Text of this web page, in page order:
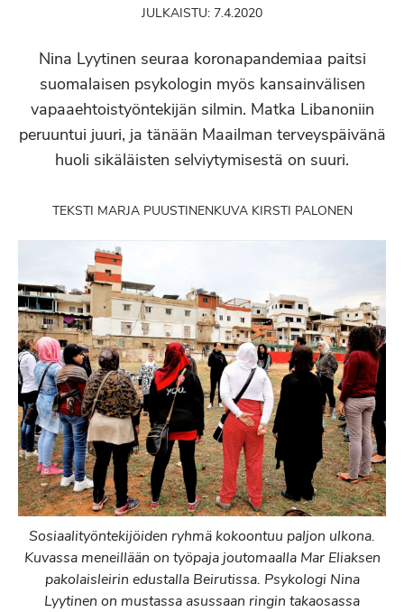
JULKAISTU: 7.4.2020
Nina Lyytinen seuraa koronapandemiaa paitsi
suomalaisen psykologin myös kansainvälisen
vapaaehtoistyöntekijän silmin. Matka Libanoniin
peruuntui juuri, ja tänään Maailman terveyspäivänä
huoli sikäläisten selviytymisestä on suuri.
TEKSTI MARJA PUUSTINENKUVA KIRSTI PALONEN
Sosiaalityöntekijöiden ryhmä kokoontuu paljon ulkona.
Kuvassa meneillään on työpaja joutomaalla Mar Eliaksen
pakolaisleirin edustalla Beirutissa. Psykologi Nina
Lyytinen on mustassa asussaan ringin takaosassa